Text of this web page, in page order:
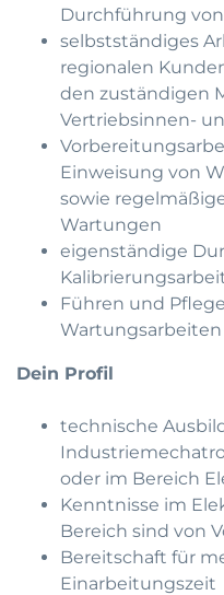
Durchführung
selbstständiges
regionalen
den zuständigen
Vertriebsinnen-
Einweisung von
sowie
Wartungen
eigenständige
Führen und
Wartungsarbeiten
Dein Profil
technische
oder im Bereich
Kenntnisse im
Bereich sind von
Bereitschaft für
Einarbeitungszeit